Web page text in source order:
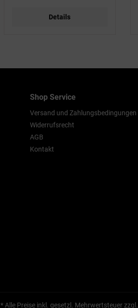
Details
Shop Service
Versand und Zahlungsbedingungen
Widerrufsrecht
AGB
Kontakt
* Alle Preise inkl. gesetzl. Mehrwertsteuer zzgl.